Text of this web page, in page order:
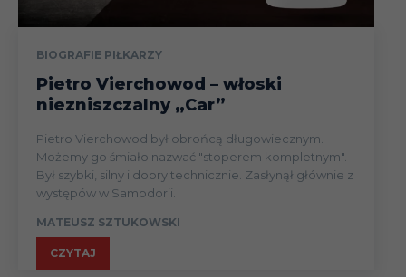
BIOGRAFIE PIŁKARZY
Pietro Vierchowod – włoski
niezniszczalny „Car”
Pietro Vierchowod był obrońcą długowiecznym.
Możemy go śmiało nazwać "stoperem kompletnym".
Był szybki, silny i dobry technicznie. Zasłynął głównie z
występów w Sampdorii.
MATEUSZ SZTUKOWSKI
CZYTAJ